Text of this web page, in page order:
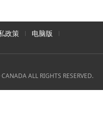
政策 电脑版
ALL RIGHTS RESERVED.